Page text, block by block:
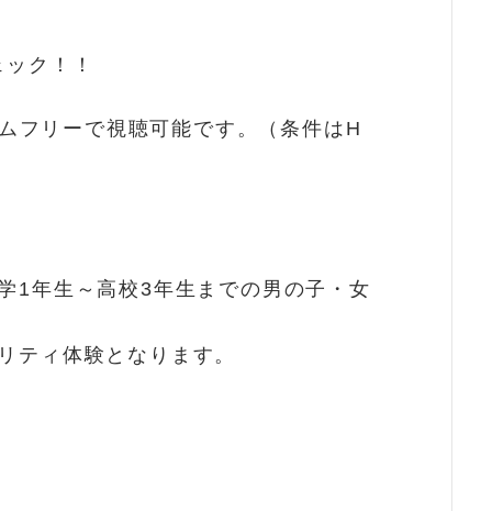
ク！！
フリーで視聴可能です。（条件はH
年生～高校3年生までの男の子・女
ティ体験となります。